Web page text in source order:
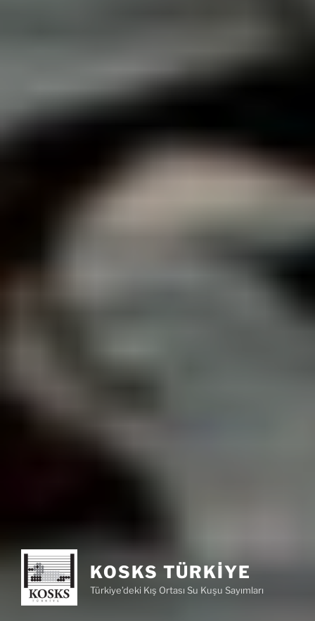
KOSKS TÜRKIYE
Türkiye’deki Kış Ortası Su Kuşu Sayımları